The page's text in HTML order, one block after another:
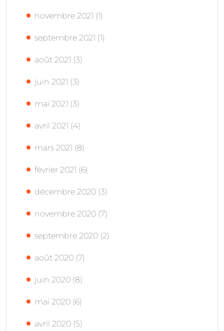
novembre 2021 (1)
septembre 2021 (1)
août 2021 (3)
juin 2021 (3)
mai 2021 (3)
avril 2021 (4)
mars 2021 (8)
février 2021 (6)
décembre 2020 (3)
novembre 2020 (7)
septembre 2020 (2)
août 2020 (7)
juin 2020 (8)
mai 2020 (6)
avril 2020 (5)